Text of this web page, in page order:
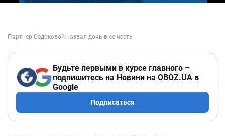
Будьте первыми в курсе главного –
подпишитесь на Новини на OBOZ.UA в
Google
Подписаться